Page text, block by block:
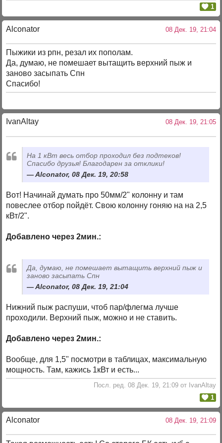
1
Alconator 08 Дек. 19, 21:04
Пыжики из рпн, резал их пополам.
Да, думаю, не помешает вытащить верхний пыж и
заново засыпать Спн
Спасибо!
IvanAltay 08 Дек. 19, 21:05
На 1 кВт весь отбор проходил без подтеков!
Спасибо друзья! Благодарен за отклики!
Alconator, 08 Дек. 19, 20:58
Вот! Начинай думать про 50мм/2" колонну и там
повеслее отбор пойдёт. Свою колонну гоняю на на 2,5
кВт/2".
Добавлено через 2мин.:
Да, думаю, не помешает вытащить верхний пыж и
заново засыпать Спн
Alconator, 08 Дек. 19, 21:04
Нижний пыж распуши, чтоб пар/флегма лучше
проходили. Верхний пыж, можно и не ставить.
Добавлено через 2мин.:
Вообще, для 1,5" посмотри в таблицах, максимальную
мощность. Там, кажись 1кВт и есть...
Посл. ред. 08 Дек. 19, 21:09 от IvanAltay
1
Alconator 08 Дек. 19, 21:09